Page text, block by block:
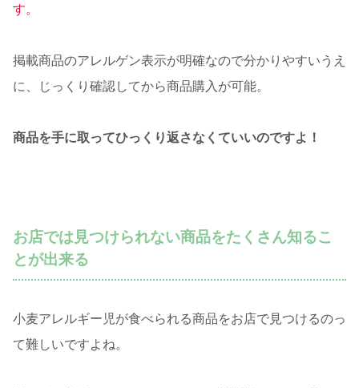
す。
掲載商品のアレルゲン表示が明確なので分かりやすいうえ
に、じっくり確認してから商品購入が可能。
商品を手に取ってひっくり返さなくていいのですよ！
お店では見つけられない商品をたくさん知るこ
とが出来る
小麦アレルギー児が食べられる商品をお店で見つけるのっ
て難しいですよね。